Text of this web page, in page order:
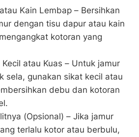
atau Kain Lembap – Bersihkan
dengan tisu dapur atau kain
kotoran yang
atau Kuas – Untuk jamur
sela, gunakan sikat kecil atau
debu dan kotoran
(Opsional) – Jika jamur
terlalu kotor atau berbulu,